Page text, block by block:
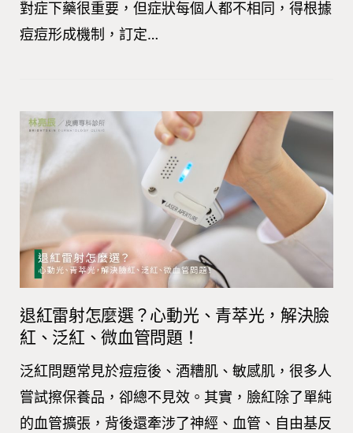
對症下藥很重要，但症狀每個人都不相同，得根據
痘痘形成機制，訂定…
退紅雷射怎麼選？心動光、青萃光，解決臉
紅、泛紅、微血管問題！
泛紅問題常見於痘痘後、酒糟肌、敏感肌，很多人
嘗試擦保養品，卻總不見效。其實，臉紅除了單純
的血管擴張，背後還牽涉了神經、血管、自由基反